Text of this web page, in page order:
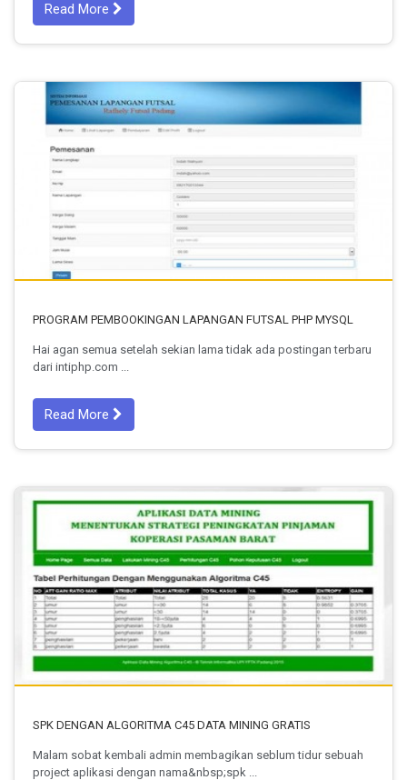
Read More
PROGRAM PEMBOOKINGAN LAPANGAN FUTSAL PHP MYSQL
Hai agan semua setelah sekian lama tidak ada postingan terbaru
dari intiphp.com ...
Read More
SPK DENGAN ALGORITMA C45 DATA MINING GRATIS
Malam sobat kembali admin membagikan seblum tidur sebuah
project aplikasi dengan nama&nbsp;spk ...